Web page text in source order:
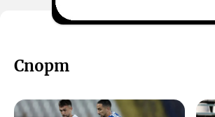
Спорт